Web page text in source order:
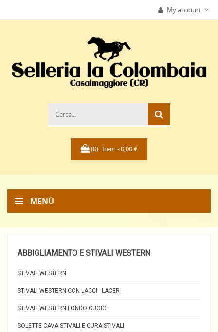
My account
(0) Item -0,00 €
MENÙ
ABBIGLIAMENTO E STIVALI WESTERN
STIVALI WESTERN
STIVALI WESTERN CON LACCI - LACER
STIVALI WESTERN FONDO CUOIO
SOLETTE CAVA STIVALI E CURA STIVALI